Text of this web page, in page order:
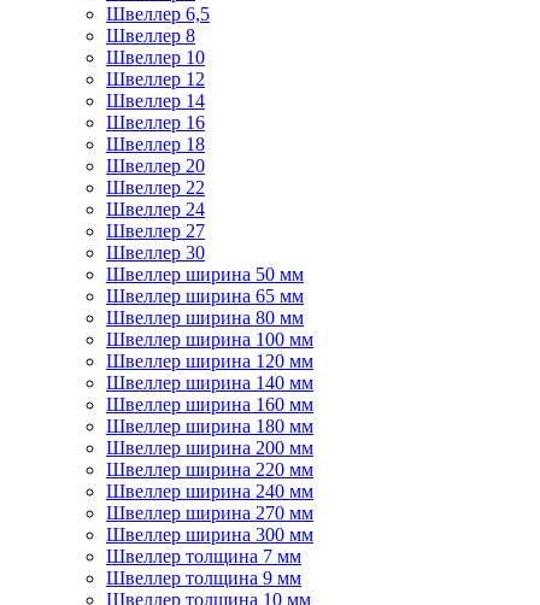
Швеллер 6,5
Швеллер 8
Швеллер 10
Швеллер 12
Швеллер 14
Швеллер 16
Швеллер 18
Швеллер 20
Швеллер 22
Швеллер 24
Швеллер 27
Швеллер 30
Швеллер ширина 50 мм
Швеллер ширина 65 мм
Швеллер ширина 80 мм
Швеллер ширина 100 мм
Швеллер ширина 120 мм
Швеллер ширина 140 мм
Швеллер ширина 160 мм
Швеллер ширина 180 мм
Швеллер ширина 200 мм
Швеллер ширина 220 мм
Швеллер ширина 240 мм
Швеллер ширина 270 мм
Швеллер ширина 300 мм
Швеллер толщина 7 мм
Швеллер толщина 9 мм
Швеллер толщина 10 мм